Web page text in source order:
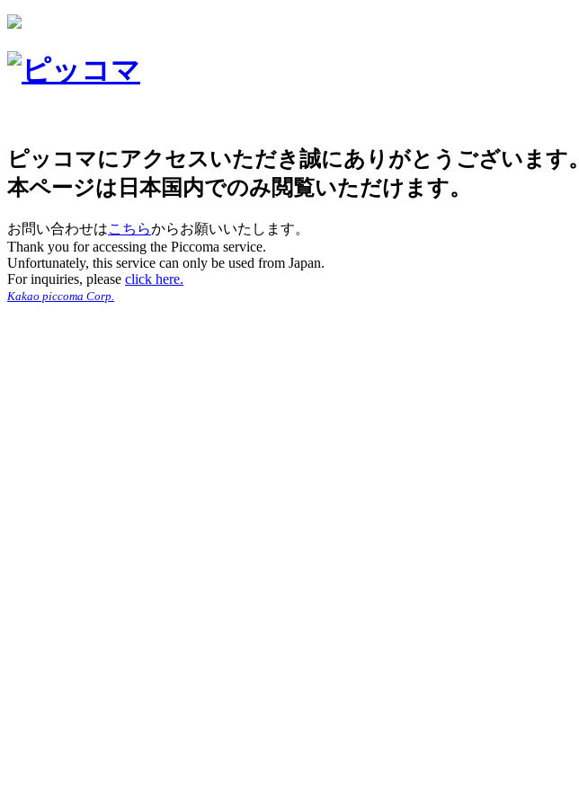
ピッコマにアクセスいただき誠にありがとうございます。
本ページは日本国内でのみ閲覧いただけます。
お問い合わせはこちらからお願いいたします。
Thank you for accessing the Piccoma service.
Unfortunately, this service can only be used from Japan.
For inquiries, please click here.
Kakao piccoma Corp.